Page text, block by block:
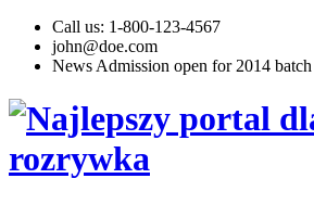
Call us: 1-800-123-4567
john@doe.com
News Admission open for 2014 batch